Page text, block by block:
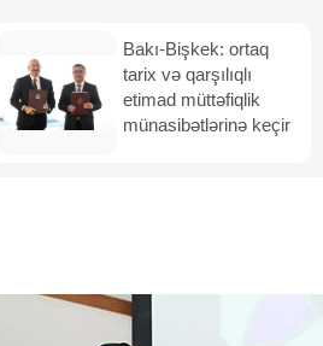
Bakı-Bişkek: ortaq
tarix və qarşılıqlı
etimad müttəfiqlik
münasibətlərinə keçir